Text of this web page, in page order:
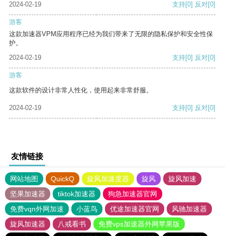
2024-02-19 支持[0] 反对[0]
游客
这款加速器VPM应用程序已经为我们带来了无限的隐私保护和安全性保
护。
2024-02-19
支持[0] 反对[0]
游客
这款软件的设计非常人性化，使用起来非常舒服。
2024-02-19 支持[0] 反对[0]
友情链接
网站地图 QuickQ 旋风加速度器 旋风
旋风加速
坚果加速器
tiktok加速器
狗急加速器官网
免费vqn外网加速
小蓝鸟 优途加速器官网
风驰加速器
旋风加速器
八戒看书
免费vps加速器外网苹果版